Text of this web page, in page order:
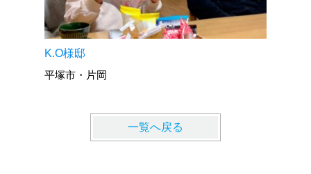
K.O様邸
平塚市・片岡
一覧へ戻る